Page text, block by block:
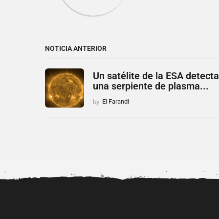
NOTICIA ANTERIOR
Un satélite de la ESA detecta
una serpiente de plasma...
by El Farandi